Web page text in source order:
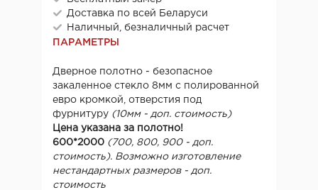
Доставка по всей Беларуси
Наличный, безналичный расчет
ПАРАМЕТРЫ
Дверное полотно - безопасное
закаленное стекло 8мм с полированной
евро кромкой, отверстия под
фурнитуру (10мм - доп. стоимость)
Цена указана за полотно!
600*2000 (700, 800, 900 - доп.
стоимость). Возможно изготовление
нестандартных размеров - доп.
стоимость